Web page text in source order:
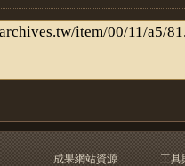
成果網站資源
工具